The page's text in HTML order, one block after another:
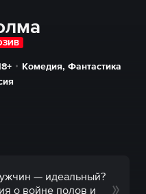
Комедия,Фантастика
— идеальный?
о войне полов и